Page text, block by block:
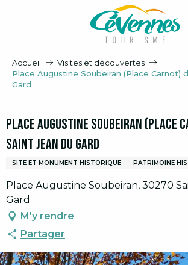
Accueil
Visites et découvertes
Place Augustine Soubeiran (Place Carnot)
Gard
Place Augustine Soubeiran (Place
Saint Jean du Gard
SITE ET MONUMENT HISTORIQUE PATRIMOINE
Place Augustine Soubeiran, 30270
Gard
M'y rendre
Partager